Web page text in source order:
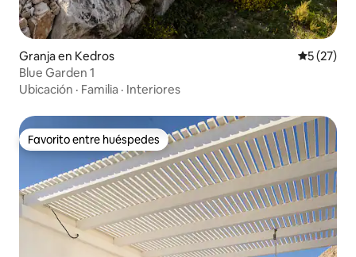
Granja en Kedros
5 (27)
Blue Garden 1
Ubicación · Familia · Interiores
Favorito entre huéspedes
Favorito entre huéspedes